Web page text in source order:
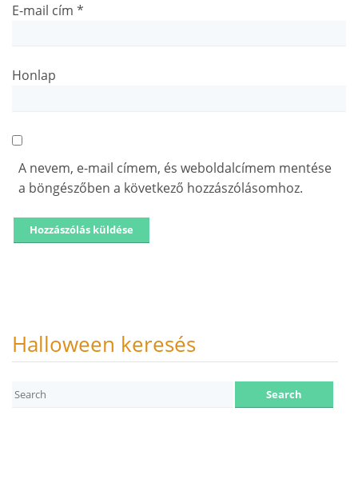
E-mail cím *
Honlap
A nevem, e-mail címem, és weboldalcímem mentése
a böngészőben a következő hozzászólásomhoz.
Halloween keresés